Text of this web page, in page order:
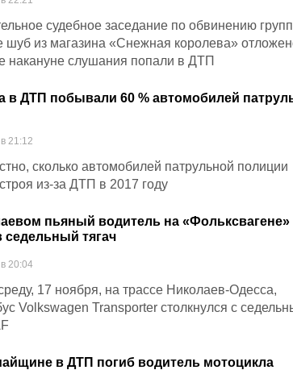
судебное заседание по обвинению
шуб из магазина «Снежная королева»
накануне слушания попали в ДТП
в ДТП побывали 60 % автомобилей
21:12
сколько автомобилей патрульной полиции
из-за ДТП в 2017 году
пьяный водитель на «Фольксвагене»
седельный тягач
20:04
17 ноября, на трассе Николаев-Одесса,
Volkswagen Transporter столкнулся с
в ДТП погиб водитель мотоцикла